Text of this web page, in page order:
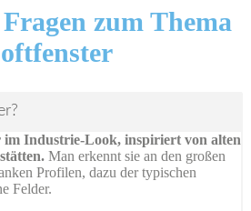
zum Thema
im Industrie-Look, inspiriert von alten
Man erkennt sie an den großen
Profilen, dazu der typischen
Felder.